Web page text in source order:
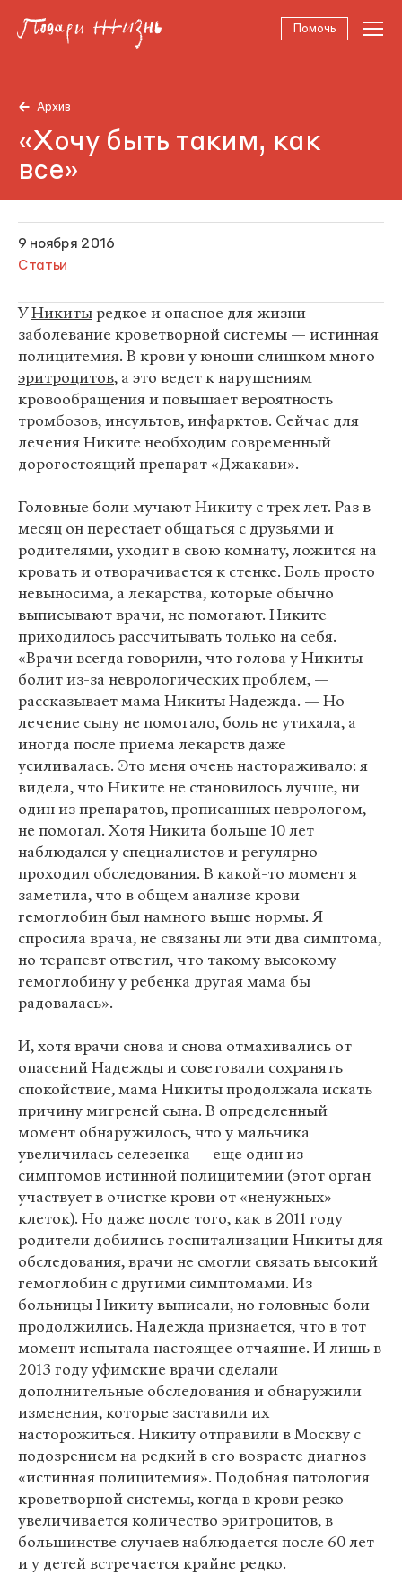
Помочь
Архив
«Хочу быть таким, как
все»
9 ноября 2016
Статьи
УНикитыредкое и опасное для жизни
заболевание кроветворной системы — истинная
полицитемия. В крови у юноши слишком много
эритроцитов, а это ведет к нарушениям
кровообращения и повышает вероятность
тромбозов, инсультов, инфарктов. Сейчас для
лечения Никите необходим современный
дорогостоящий препарат «Джакави».
Головные боли мучают Никиту с трех лет. Раз в
месяц он перестает общаться с друзьями и
родителями, уходит в свою комнату, ложится на
кровать и отворачивается к стенке. Боль просто
невыносима, а лекарства, которые обычно
выписывают врачи, не помогают. Никите
приходилось рассчитывать только на себя.
«Врачи всегда говорили, что голова у Никиты
болит из-за неврологических проблем, —
рассказывает мама Никиты Надежда. — Но
лечение сыну не помогало, боль не утихала, а
иногда после приема лекарств даже
усиливалась. Это меня очень настораживало: я
видела, что Никите не становилось лучше, ни
один из препаратов, прописанных неврологом,
не помогал. Хотя Никита больше 10 лет
наблюдался у специалистов и регулярно
проходил обследования. В какой-то момент я
заметила, что в общем анализе крови
гемоглобин был намного выше нормы. Я
спросила врача, не связаны ли эти два симптома,
но терапевт ответил, что такому высокому
гемоглобину у ребенка другая мама бы
радовалась».
И, хотя врачи снова и снова отмахивались от
опасений Надежды и советовали сохранять
спокойствие, мама Никиты продолжала искать
причину мигреней сына. В определенный
момент обнаружилось, что у мальчика
увеличилась селезенка — еще один из
симптомов истинной полицитемии (этот орган
участвует в очистке крови от «ненужных»
клеток). Но даже после того, как в 2011 году
родители добились госпитализации Никиты для
обследования, врачи не смогли связать высокий
гемоглобин с другими симптомами. Из
больницы Никиту выписали, но головные боли
продолжились. Надежда признается, что в тот
момент испытала настоящее отчаяние. И лишь в
2013 году уфимские врачи сделали
дополнительные обследования и обнаружили
изменения, которые заставили их
насторожиться. Никиту отправили в Москву с
подозрением на редкий в его возрасте диагноз
«истинная полицитемия». Подобная патология
кроветворной системы, когда в крови резко
увеличивается количество эритроцитов, в
большинстве случаев наблюдается после 60 лет
и у детей встречается крайне редко.